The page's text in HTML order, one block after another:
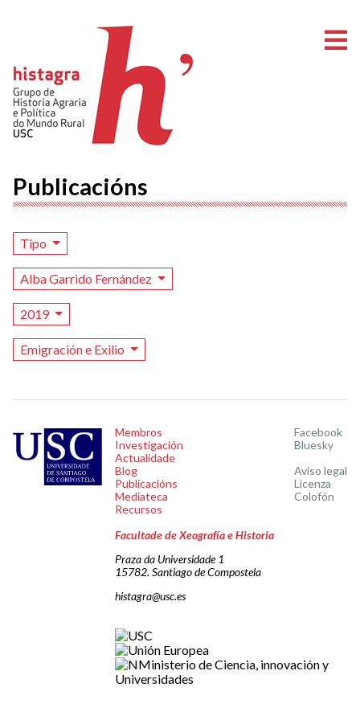
Publicacións
Tipo
Alba Garrido Fernández
2019
Emigración e Exilio
Membros
Investigación
Actualidade
Blog
Publicacións
Mediateca
Recursos
Facebook
Bluesky
Aviso legal
Licenza
Colofón
Facultade de Xeografía e Historia
Praza da Universidade 1
15782. Santiago de Compostela
histagra@usc.es